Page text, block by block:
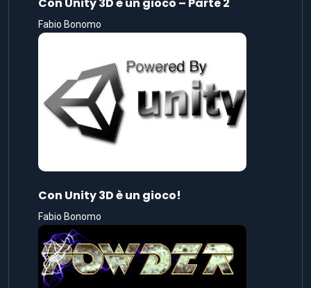
Fabio Bonomo
Con Unity 3D è un gioco!
Fabio Bonomo